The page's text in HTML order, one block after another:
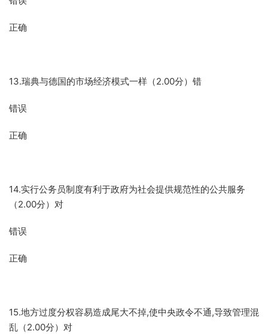
正确
13.瑞典与德国的市场经济模式一样（2.00分）错
错误
正确
14.实行公务员制度有利于政府为社会提供规范性的公共服务
（2.00分）对
错误
正确
15.地方过度分权容易造成尾大不掉,使中央政令不通,导致管理混
乱（2.00分）对